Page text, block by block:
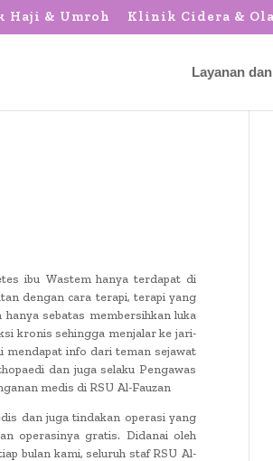
Haji & Umroh Klinik Cidera &
Layanan
ibu Wastem hanya terdapat di
dengan cara terapi, terapi yang
sebatas membersihkan luka
kronis sehingga menjalar ke jari-
mendapat info dari teman sejawat
dan juga selaku Pengawas
medis di RSU Al-Fauzan
dan juga tindakan operasi yang
operasinya gratis. Didanai oleh
bulan kami, seluruh staf RSU Al-